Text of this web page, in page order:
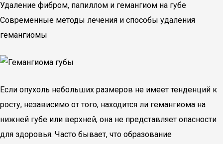
Удаление фибром, папиллом и гемангиом на губе
Современные методы лечения и способы удаления
гемангиомы
Если опухоль небольших размеров не имеет тенденций к
росту, независимо от того, находится ли гемангиома на
нижней губе или верхней, она не представляет опасности
для здоровья. Часто бывает, что образование